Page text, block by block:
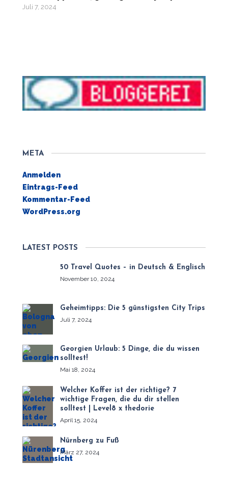
Juli 7, 2024
META
Anmelden
Eintrags-Feed
Kommentar-Feed
WordPress.org
LATEST POSTS
50 Travel Quotes – in Deutsch & Englisch
November 10, 2024
Geheimtipps: Die 5 günstigsten City Trips
Juli 7, 2024
Georgien Urlaub: 5 Dinge, die du wissen
solltest!
Mai 18, 2024
Welcher Koffer ist der richtige? 7
wichtige Fragen, die du dir stellen
solltest | Level8 x thedorie
April 15, 2024
Nürnberg zu Fuß
März 27, 2024